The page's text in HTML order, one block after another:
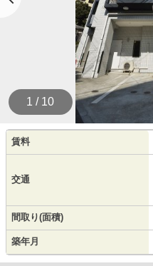
1 / 10
賃料
交通
間取り(面積)
築年月